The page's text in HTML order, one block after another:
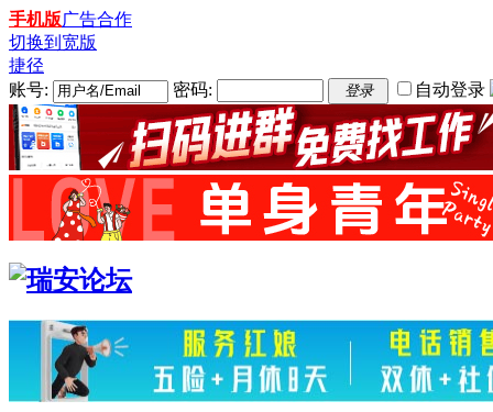
手机版广告合作
切换到宽版
捷径
账号:
密码: 登录 自动登录